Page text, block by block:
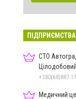
СТО
легковий
+380(68)887-
Медичний